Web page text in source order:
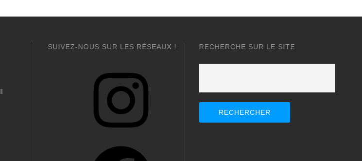
SUIVEZ-NOUS SUR LES RÉSEAUX ! RECHERCHE SUR LE SITE